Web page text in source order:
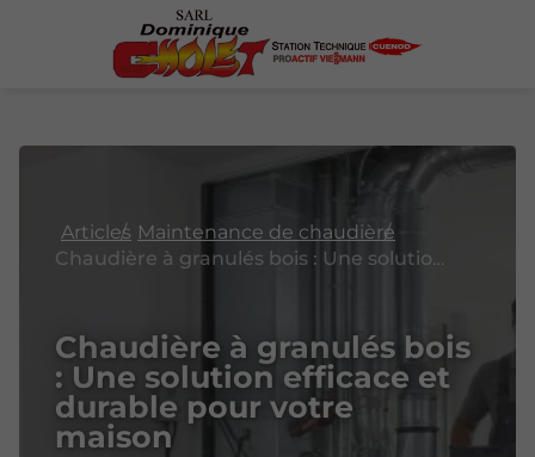
Articles Maintenance de chaudière
Chaudière à granulés bois
: Une solution efficace et
durable pour votre
maison